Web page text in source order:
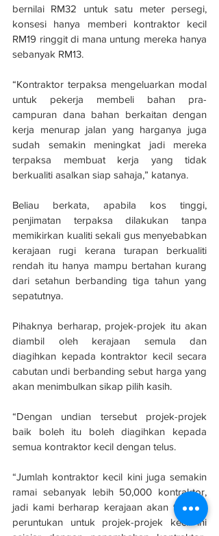
bernilai RM32 untuk satu meter persegi,
konsesi hanya memberi kontraktor kecil
RM19 ringgit di mana untung mereka hanya
sebanyak RM13.
“Kontraktor terpaksa mengeluarkan modal
untuk pekerja membeli bahan pra-
campuran dana bahan berkaitan dengan
kerja menurap jalan yang harganya juga
sudah semakin meningkat jadi mereka
terpaksa membuat kerja yang tidak
berkualiti asalkan siap sahaja,” katanya.
Beliau berkata, apabila kos tinggi,
penjimatan terpaksa dilakukan tanpa
memikirkan kualiti sekali gus menyebabkan
kerajaan rugi kerana turapan berkualiti
rendah itu hanya mampu bertahan kurang
dari setahun berbanding tiga tahun yang
sepatutnya.
Pihaknya berharap, projek-projek itu akan
diambil oleh kerajaan semula dan
diagihkan kepada kontraktor kecil secara
cabutan undi berbanding sebut harga yang
akan menimbulkan sikap pilih kasih.
“Dengan undian tersebut projek-projek
baik boleh itu boleh diagihkan kepada
semua kontraktor kecil dengan telus.
“Jumlah kontraktor kecil kini juga semakin
ramai sebanyak lebih 50,000 kontraktor,
jadi kami berharap kerajaan akan tambah
peruntukan untuk projek-projek kecil ini